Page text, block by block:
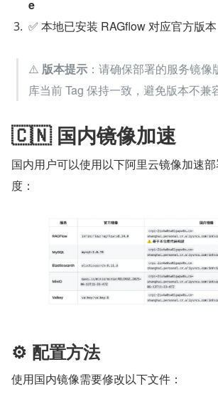
e
✅ 本地已安装 RAGflow 对应官方版本
⚠️ ​ 版本提示 ：请确保部署的服务镜
库当前 Tag 保持一致，避免版本不兼
🇨🇳 国内镜像加速
国内用户可以使用以下阿里云镜像加速
度：
⚙️ 配置方法
使用国内镜像需要修改以下文件：